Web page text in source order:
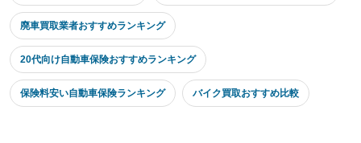
廃車買取業者おすすめランキング
20代向け自動車保険おすすめランキング
保険料安い自動車保険ランキング バイク買取おすすめ比較